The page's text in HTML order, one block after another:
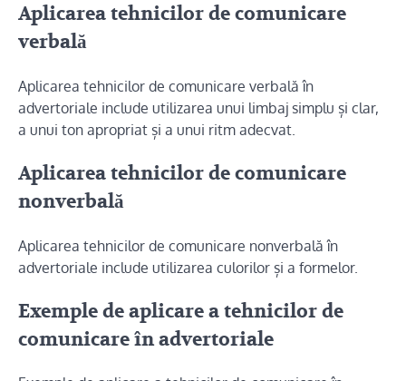
Aplicarea tehnicilor de comunicare
verbală
Aplicarea tehnicilor de comunicare verbală în
advertoriale include utilizarea unui limbaj simplu și clar,
a unui ton apropriat și a unui ritm adecvat.
Aplicarea tehnicilor de comunicare
nonverbală
Aplicarea tehnicilor de comunicare nonverbală în
advertoriale include utilizarea culorilor și a formelor.
Exemple de aplicare a tehnicilor de
comunicare în advertoriale